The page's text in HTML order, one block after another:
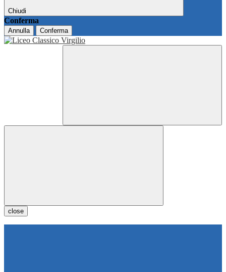
Chiudi
Conferma
Annulla Conferma
close